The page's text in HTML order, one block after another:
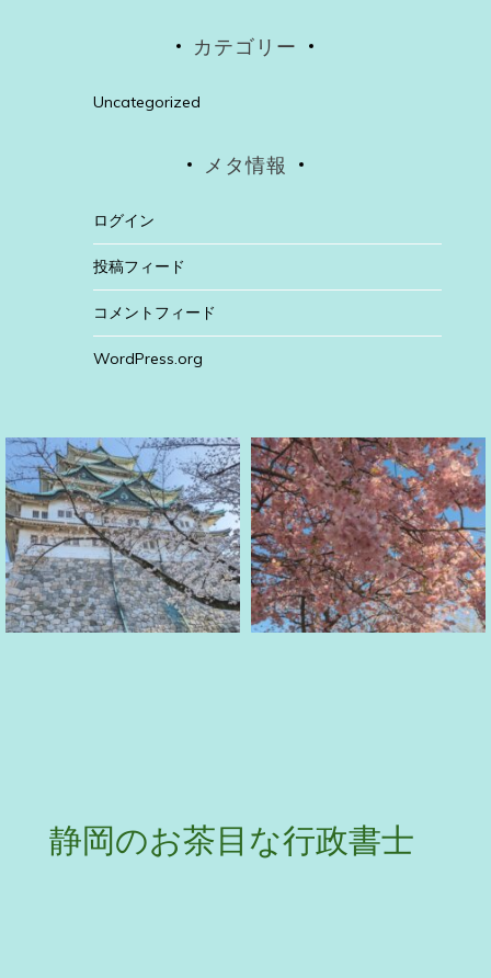
カテゴリー
Uncategorized
メタ情報
ログイン
投稿フィード
コメントフィード
WordPress.org
静岡のお茶目な行政書士